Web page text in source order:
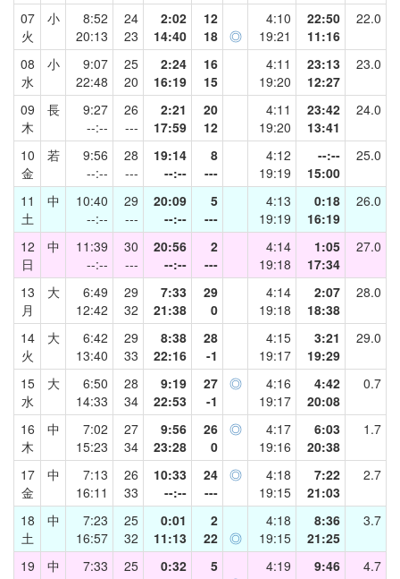
07
火
小
8:52
20:13
24
23
2:02
14:40
12
18
◎
4:10
19:21
22:50
11:16
22.0
08
水
小
9:07
22:48
25
20
2:24
16:19
16
15
4:11
19:20
23:13
12:27
23.0
09
木
長
9:27
--:--
26
---
2:21
17:59
20
12
4:11
19:20
23:42
13:41
24.0
10
金
若
9:56
--:--
28
---
19:14
--:--
8
---
4:12
19:19
--:--
15:00
25.0
11
土
中
10:40
--:--
29
---
20:09
--:--
5
---
4:13
19:19
0:18
16:19
26.0
12
日
中
11:39
--:--
30
---
20:56
--:--
2
---
4:14
19:18
1:05
17:34
27.0
13
月
大
6:49
12:42
29
32
7:33
21:38
29
0
4:14
19:18
2:07
18:38
28.0
14
火
大
6:42
13:40
29
33
8:38
22:16
28
-1
4:15
19:17
3:21
19:29
29.0
15
水
大
6:50
14:33
28
34
9:19
22:53
27
-1
◎
4:16
19:17
4:42
20:08
0.7
16
木
中
7:02
15:23
27
34
9:56
23:28
26
0
◎
4:17
19:16
6:03
20:38
1.7
17
金
中
7:13
16:11
26
33
10:33
--:--
24
---
◎
4:18
19:15
7:22
21:03
2.7
18
土
中
7:23
16:57
25
32
0:01
11:13
2
22
◎
4:18
19:15
8:36
21:25
3.7
19
中
7:33
25
0:32
5
4:19
9:46
4.7